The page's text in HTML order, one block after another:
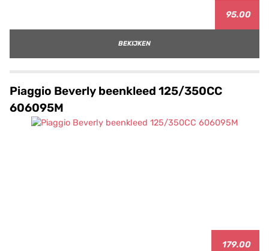
95.00
BEKIJKEN
Piaggio Beverly beenkleed 125/350CC
606095M
179.00